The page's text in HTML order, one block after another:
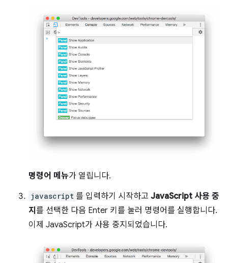
명령어 메뉴가 열립니다.
javascript 를 입력하기 시작하고 JavaScript 사용 중
지 를 선택한 다음 Enter 키를 눌러 명령어를 실행합니다.
이제 JavaScript가 사용 중지되었습니다.